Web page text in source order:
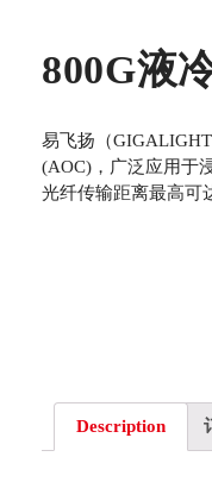
800G液
易飞扬（
(AOC)，广泛应用于
光纤传输距离最高可
Description